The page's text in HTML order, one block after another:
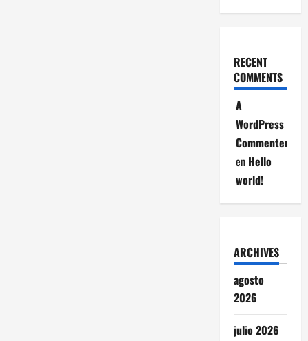
RECENT
COMMENTS
A
WordPress
Commenter
en Hello
world!
ARCHIVES
agosto
2026
julio 2026